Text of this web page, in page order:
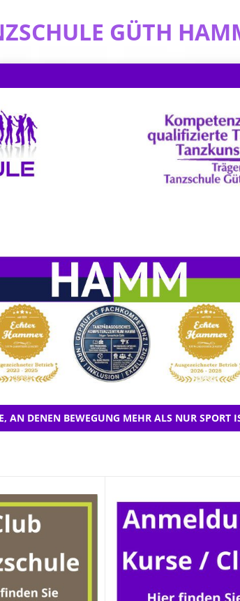
GÜTH
AN DENEN BEWEGUNG MEHR ALS NUR SPORT